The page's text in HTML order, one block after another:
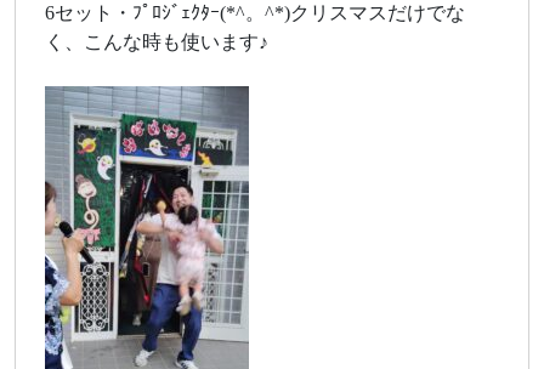
6セット・ﾌﾟﾛｼﾞｪｸﾀｰ(*^。^*)クリスマスだけでな
く、こんな時も使います♪